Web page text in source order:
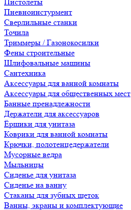
Пневноинстурмент
Сверлильные станки
Точила
Триммеры / Газонокосилки
Фены строительные
Шлифовальные машины
Сантехника
Аксессуары для ванной комнаты
Аксессуары для общественных мест
Банные пренадлежности
Держатели для аксессуаров
Ёршики для унитаза
Коврики для ванной комнаты
Крючки, полотенцедержатели
Мусорные ведра
Мыльницы
Сиденье для унитаза
Сиденье на ванну
Стаканы для зубных щеток
Ванны, экраны и комплектующие